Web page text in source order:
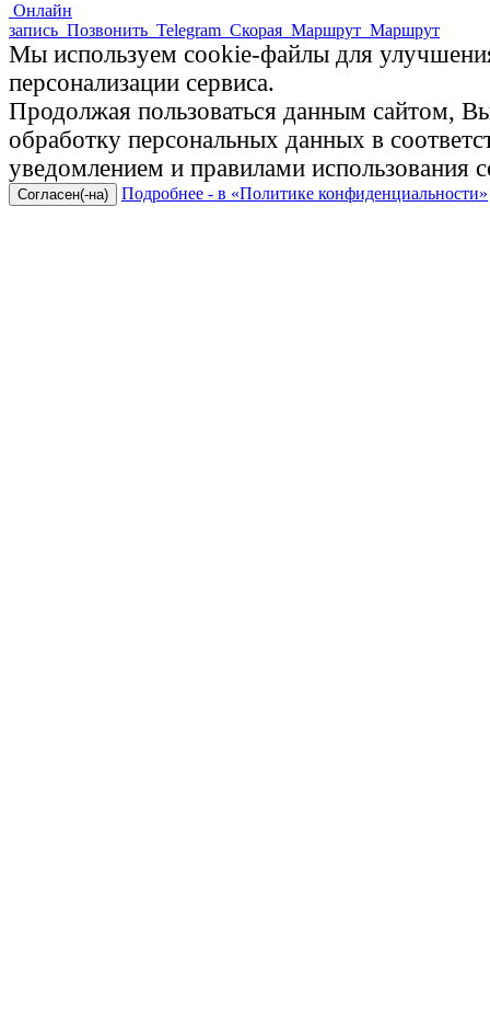
Онлайн
запись Позвонить Telegram Скорая Маршрут Маршрут
Мы используем cookie-файлы для
персонализации сервиса.
Продолжая пользоваться данным сайтом, Вы
обработку персональных данных в
уведомлением и правилами использования
Согласен(-на) Подробнее - в «Политике конфиденциальности»